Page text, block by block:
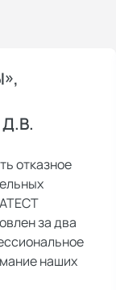
отказное
за два
наших